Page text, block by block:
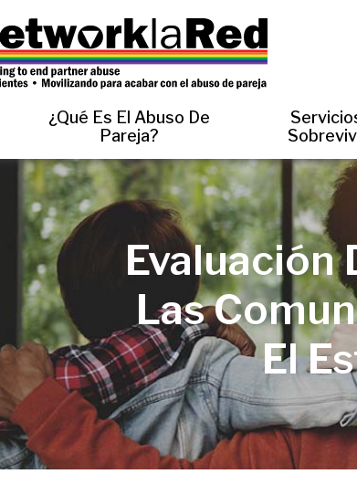
¿Qué Es El Abuso De
Pareja?
Evaluación
Las
El